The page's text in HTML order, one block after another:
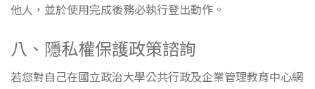
他人，並於使用完成後務必執行登出動作。
八、隱私權保護政策諮詢
若您對自己在國立政治大學公共行政及企業管理教育中心網